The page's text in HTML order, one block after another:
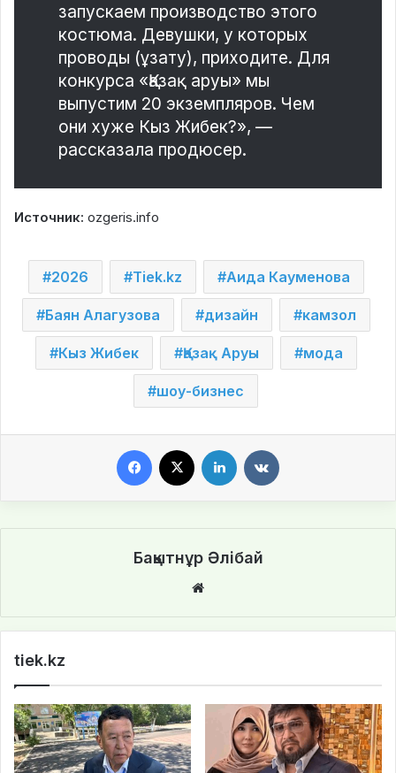
запускаем производство этого
костюма. Девушки, у которых
проводы (ұзату), приходите. Для
конкурса «Қазақ аруы» мы
выпустим 20 экземпляров. Чем
они хуже Кыз Жибек?», —
рассказала продюсер.
Источник: ozgeris.info
2026 Tiek.kz Аида Кауменова
Баян Алагузова дизайн камзол
Кыз Жибек Қазақ Аруы мода
шоу-бизнес
Бақытнұр Әлібай
te
tiek.kz